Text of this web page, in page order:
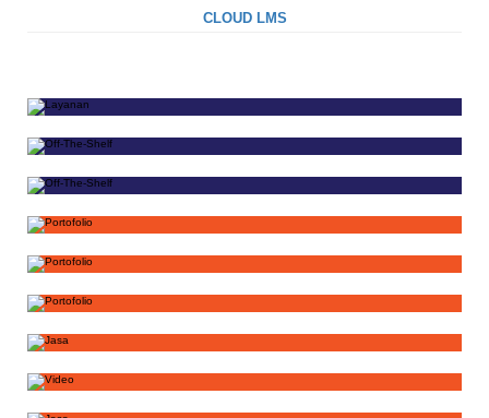
CLOUD LMS